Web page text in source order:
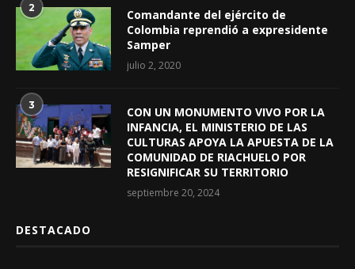
2
Comandante del ejército de
Colombia reprendió a expresidente
Samper
julio 2, 2020
3
CON UN MONUMENTO VIVO POR LA
INFANCIA, EL MINISTERIO DE LAS
CULTURAS APOYA LA APUESTA DE LA
COMUNIDAD DE RIACHUELO POR
RESIGNIFICAR SU TERRITORIO
septiembre 20, 2024
DESTACADO